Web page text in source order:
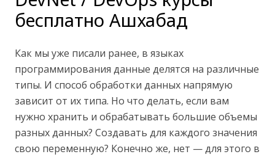
бесплатно Ашхабад
Как мы уже писали ранее, в языках
программирования данные делятся на различные
типы. И способ обработки данных напрямую
зависит от их типа. Но что делать, если вам
нужно хранить и обрабатывать большие объемы
разных данных? Создавать для каждого значения
свою переменную? Конечно же, нет — для этого в